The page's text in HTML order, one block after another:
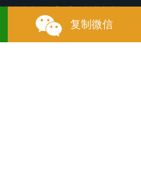
叛逆青少年教育
尖草坪区叛逆青少
叛逆青少年教育 扎赉诺尔叛逆青
复制微信